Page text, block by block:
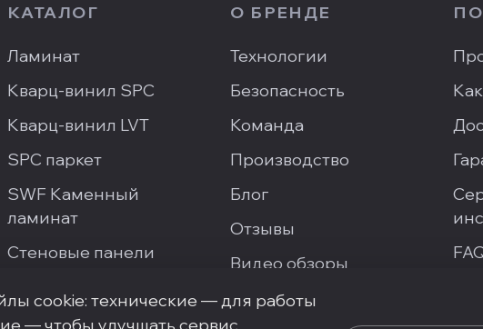
КАТАЛОГ
Ламинат
Кварц-винил SPC
Кварц-винил LVT
SPC паркет
SWF Каменный
ламинат
Стеновые панели
О БРЕНДЕ
Технологии
Безопасность
Команда
Производство
Блог
Отзывы
Видео обзоры
Галерея проектов
cookie: технические — для работы